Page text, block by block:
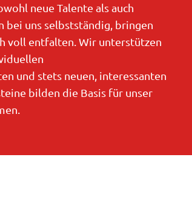
neue Talente als auch
bei uns selbstständig, bringen
voll entfalten. Wir unterstützen
und stets neuen, interessanten
bilden die Basis für unser